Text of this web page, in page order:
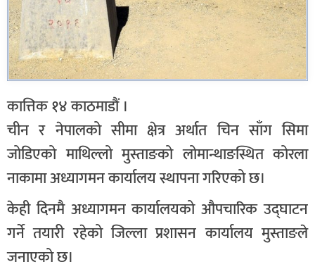
कात्तिक १४ काठमाडौं ।
चीन र नेपालको सीमा क्षेत्र अर्थात चिन साँग सिमा
जोडिएको माथिल्लो मुस्ताङको लोमान्थाङस्थित कोरला
नाकामा अध्यागमन कार्यालय स्थापना गरिएको छ।
केही दिनमै अध्यागमन कार्यालयको औपचारिक उद्घाटन
गर्ने तयारी रहेको जिल्ला प्रशासन कार्यालय मुस्ताङले
जनाएको छ।